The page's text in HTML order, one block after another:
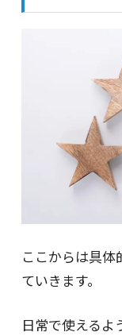
ここからは具
ていきます。
日常で使える